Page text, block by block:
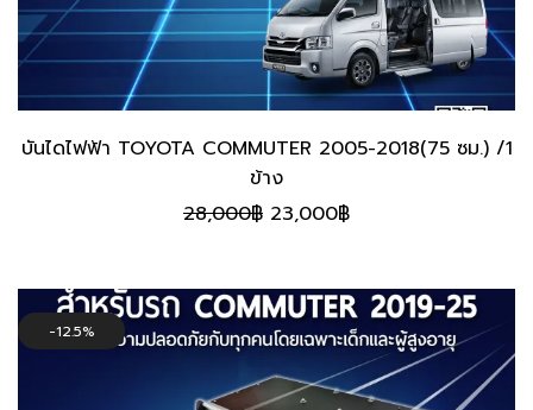
บันไดไฟฟ้า TOYOTA COMMUTER 2005-2018(75 ซม.) /1
ข้าง
28,000฿ Original
28,000฿.
23,000฿Current
23,000฿.
12.5%